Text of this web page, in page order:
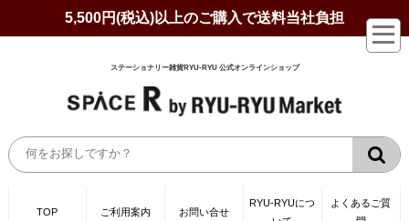
5,500円(税込)以上のご購入で送料当社負担
ステーショナリー雑貨RYU-RYU 公式オンラインショップ
TOP ご利用案内 お問い合せ
RYU-RYUにつ
よくあるご質